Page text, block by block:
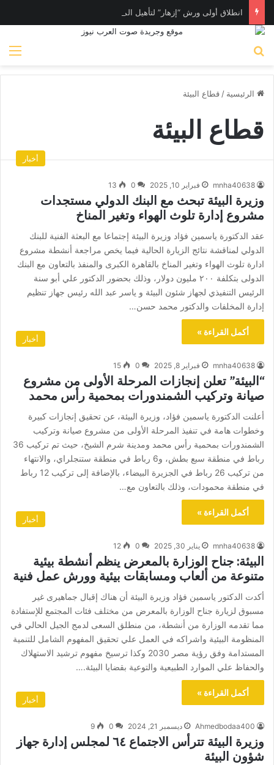
الرئيسية / قطاع البيئة
قطاع البيئة
أخبار
mnha40638 فبراير 10, 2025 0
13
وزيرة البيئة تبحث مع البنك الدولي مستجدات
مشروع إدارة تلوث الهواء وتغير المناخ
عقد الدكتورة ياسمين فؤاد وزيرة البيئة إجتماعا مع البعثة الفنية للبنك
الدولي لمناقشة نتائج الزيارة الحالية فيما يخص مراجعة أنشطة مشروع
ادارة تلوث الهواء وتغير المناخ بالقاهرة الكبرى والمنفذ بالتعاون مع البنك
الدولى بتكلفة ٢٠٠ مليون دولار، وذلك بحضور الدكتور علي أبو سنة
الرئيس التنفيذي لجهاز شئون البيئة و ياسر عبد الله رئيس جهاز تنظيم
إدارة المخلفات والدكتور محمد حسن…
أكمل القراءة »
أخبار
mnha40638 فبراير 8, 2025 0
15
“البيئة” تعلن إنجازات المرحلة الأولى من مشروع
صيانة وتركيب الشمندورات بمحمية رأس محمد
أعلنت الدكتورة ياسمين فؤاد، وزيرة البيئة، عن تحقيق إنجازات كبيرة
وخطوات هامة في تنفيذ المرحلة الأولى من مشروع صيانة وتركيب
الشمندورات بمحمية رأس محمد ومدينة شرم الشيخ، حيث تم تركيب 36
رباط في منطقة سبع بطش، و6 رباط في منطقة ستنجلراي، والانتهاء
من تركيب 26 رباط في الجزيرة البيضاء، بالإضافة إلى تركيب 12 رباط
في منطقة محمودات، وذلك بالتعاون مع…
أكمل القراءة »
أخبار
mnha40638 يناير 30, 2025 0
12
البيئة: جناح الوزارة بالمعرض ينظم أنشطة بيئية
متنوعة من ألعاب ومسابقات بيئية وورش عمل فنية
أكدت الدكتور ياسمين فؤاد وزيرة البيئة أن هناك إقبال جماهيرى غير
مسبوق لزيارة جناح الوزارة بالمعرض من مختلف فئات المجتمع للإستفادة
مما تقدمه الوزارة من أنشطة، من منطلق السعى لدمج الجيل الحالي في
المنظومة البيئية واشراكه في العمل علي تحقيق المفهوم الشامل للتنمية
المستدامة وفق رؤية مصر 2030 وكذا ترسيخ مفهوم ترشيد الاستهلاك
والحفاظ علي الموارد الطبيعية والتوعية بقضايا البيئة.…
أكمل القراءة »
أخبار
Ahmedbodaa400 ديسمبر 21, 2024 0
9
وزيرة البيئة تترأس الاجتماع ٦٤ لمجلس إدارة جهاز
شؤون البيئة